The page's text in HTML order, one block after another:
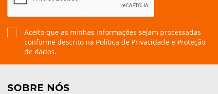
Aceito que as minhas informações sejam processadas
conforme descrito na Política de Privacidade e Proteção
de dados.
SOBRE NÓS